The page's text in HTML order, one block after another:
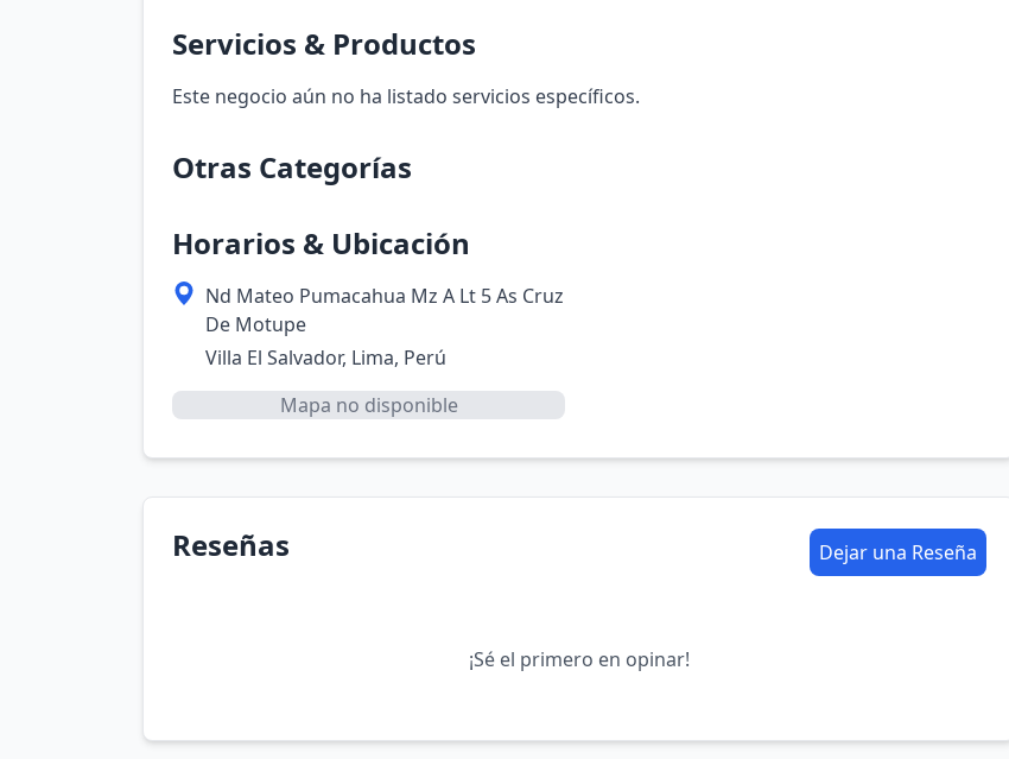
Servicios & Productos
Este negocio aún no ha listado servicios específicos.
Otras Categorías
Horarios & Ubicación
Nd Mateo Pumacahua Mz A Lt 5 As Cruz
De Motupe
Villa El Salvador, Lima, Perú
Mapa no disponible
Reseñas Dejar una Reseña
¡Sé el primero en opinar!